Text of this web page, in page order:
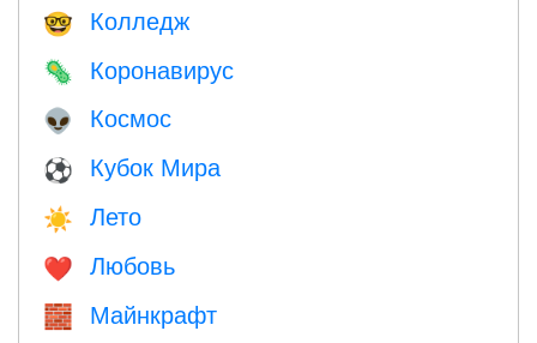
🤓 Колледж
🦠 Коронавирус
👽 Космос
⚽ Кубок Мира
☀️ Лето
❤️️ Любовь
🧱 Майнкрафт